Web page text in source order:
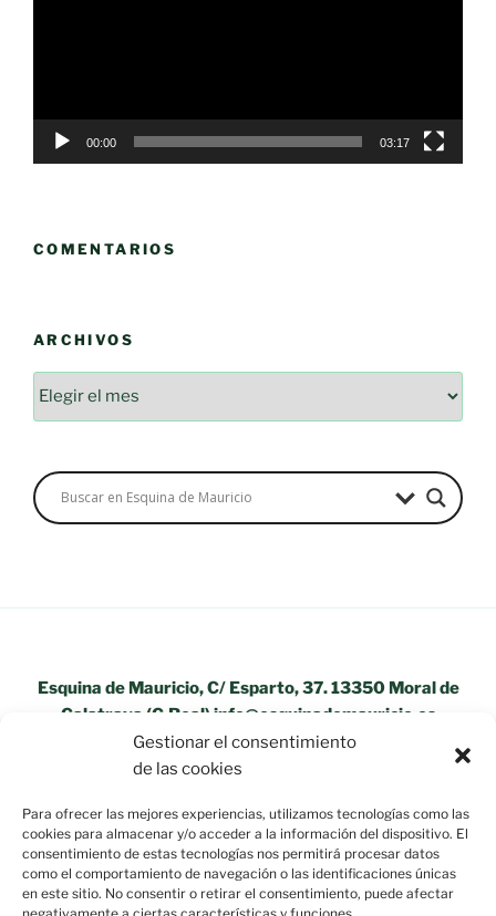
Gestionar el consentimiento
de las cookies
Para ofrecer las mejores experiencias, utilizamos tecnologías como las
cookies para almacenar y/o acceder a la información del dispositivo. El
consentimiento de estas tecnologías nos permitirá procesar datos
como el comportamiento de navegación o las identificaciones únicas
en este sitio. No consentir o retirar el consentimiento, puede afectar
00:00 03:17
COMENTARIOS
ARCHIVOS
Archivos
Esquina de Mauricio, C/ Esparto, 37. 13350 Moral de
Calatrava (C.Real) info@esquinademauricio.es
«Aviso Legal»